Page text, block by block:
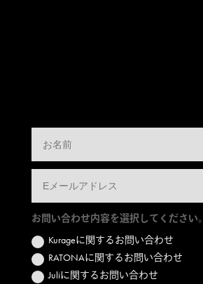
お問い合わせ内容を選択してください。
Kurageに関するお問い合わせ
RATONAに関するお問い合わせ
Juliに関するお問い合わせ